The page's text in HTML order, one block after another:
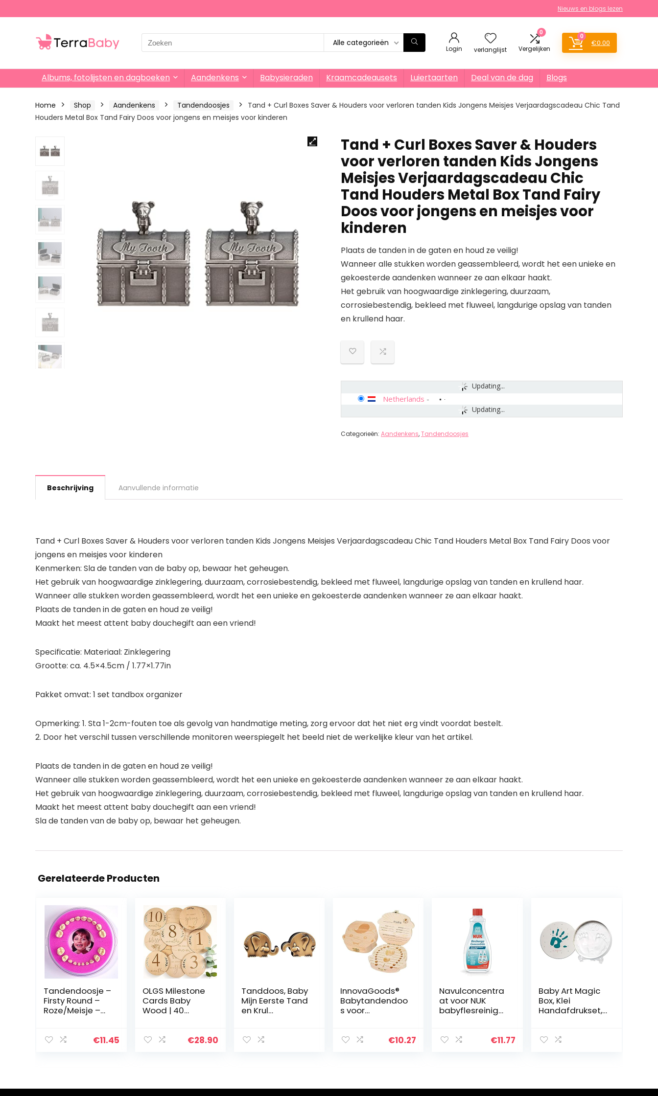
Nieuws en blogs lezen
Search
for:
Alle categorieën
Login verlanglijst
0
Vergelijken
0
€0.00
Albums, fotolijsten en dagboeken Aandenkens Babysieraden Kraamcadeausets Luiertaarten Deal van de dag Blogs
Home Shop Aandenkens Tandendoosjes
Tand + Curl Boxes Saver & Houders voor verloren tanden Kids Jongens Meisjes Verjaardagscadeau Chic Tand
Houders Metal Box Tand Fairy Doos voor jongens en meisjes voor kinderen
Tand + Curl Boxes Saver & Houders
voor verloren tanden Kids Jongens
Meisjes Verjaardagscadeau Chic
Tand Houders Metal Box Tand Fairy
Doos voor jongens en meisjes voor
kinderen
Plaats de tanden in de gaten en houd ze veilig!
Wanneer alle stukken worden geassembleerd, wordt het een unieke en
gekoesterde aandenken wanneer ze aan elkaar haakt.
Het gebruik van hoogwaardige zinklegering, duurzaam,
corrosiebestendig, bekleed met fluweel, langdurige opslag van tanden
en krullend haar.
Updating...
Updating...
Netherlands -
Categorieën: Aandenkens,Tandendoosjes
Beschrijving Aanvullende informatie
Tand + Curl Boxes Saver & Houders voor verloren tanden Kids Jongens Meisjes Verjaardagscadeau Chic Tand Houders Metal Box Tand Fairy Doos voor
jongens en meisjes voor kinderen
Kenmerken: Sla de tanden van de baby op, bewaar het geheugen.
Het gebruik van hoogwaardige zinklegering, duurzaam, corrosiebestendig, bekleed met fluweel, langdurige opslag van tanden en krullend haar.
Wanneer alle stukken worden geassembleerd, wordt het een unieke en gekoesterde aandenken wanneer ze aan elkaar haakt.
Plaats de tanden in de gaten en houd ze veilig!
Maakt het meest attent baby douchegift aan een vriend!
Specificatie: Materiaal: Zinklegering
Grootte: ca. 4.5×4.5cm / 1.77×1.77in
Pakket omvat: 1 set tandbox organizer
Opmerking: 1. Sta 1-2cm-fouten toe als gevolg van handmatige meting, zorg ervoor dat het niet erg vindt voordat bestelt.
2. Door het verschil tussen verschillende monitoren weerspiegelt het beeld niet de werkelijke kleur van het artikel.
Plaats de tanden in de gaten en houd ze veilig!
Wanneer alle stukken worden geassembleerd, wordt het een unieke en gekoesterde aandenken wanneer ze aan elkaar haakt.
Het gebruik van hoogwaardige zinklegering, duurzaam, corrosiebestendig, bekleed met fluweel, langdurige opslag van tanden en krullend haar.
Maakt het meest attent baby douchegift aan een vriend!
Sla de tanden van de baby op, bewaar het geheugen.
Gerelateerde Producten
Tandendoosje –
Firsty Round –
Roze/Meisje –
et, Sticker en€11.45
OLGS Milestone
Cards Baby
Wood | 40
Announcement
Cadeau-idee
€28.90
Tanddoos, Baby
Mijn Eerste Tand
en Krul
Gegraveerde
InnovaGoods®
Babytandendoo
s voor
houten
babytandjes,
€10.27
Navulconcentra
at voor NUK
babyflesreiniger
toe voor het
| pH-neutraal |
€11.77
Baby Art Magic
Box, Klei
Handafdrukset,